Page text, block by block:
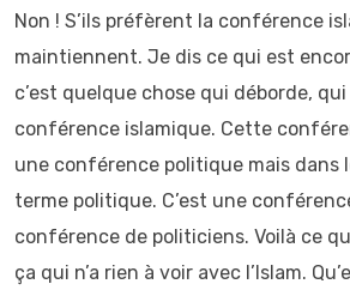
Non ! S’ils préfèrent la conférence
maintiennent. Je dis ce qui est
c’est quelque chose qui déborde,
conférence islamique. Cette
une conférence politique mais dans
terme politique. C’est une
conférence de politiciens. Voilà ce
ça qui n’a rien à voir avec l’Islam.